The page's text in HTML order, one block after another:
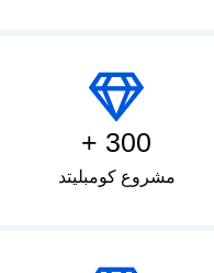
300 +
مشروع كومبليتد